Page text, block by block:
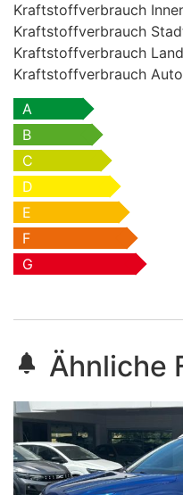
Kraftstoffverbrauch
Kraftstoffverbrauch
Kraftstoffverbrauch
Kraftstoffverbrauch
A
B
C
D
E
F
G
Ähnliche